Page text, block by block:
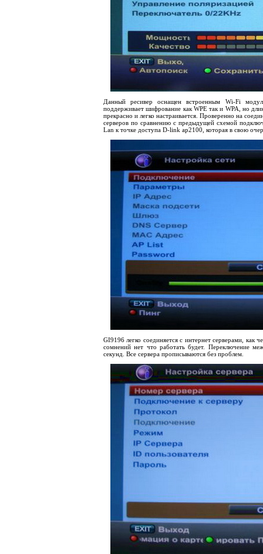
Данный ресивер оснащен встроенным Wi-Fi
поддерживает шифрование как WPEтак и WPA , но
прекрасно и легко настраивается. Проверенно на
серверов по сравнению с предыдущей схемой
Lan к точке доступа D-link ap2100, которая в свою
GI9196 легко соединяется с интернет серверами, как
сомнений нет что работать будет. Переключение
секунд. Все сервера прописываются без проблем.